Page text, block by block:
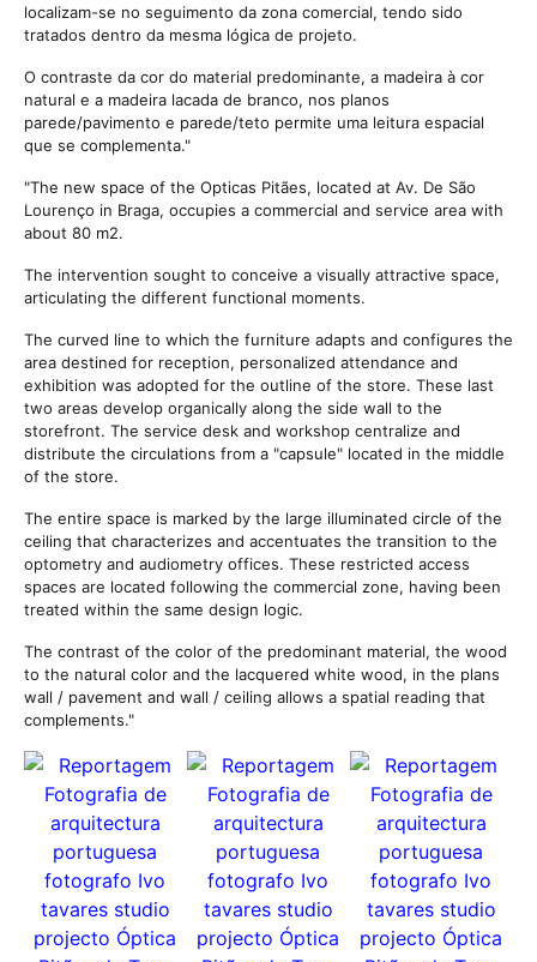
localizam-se no seguimento da zona comercial, tendo sido
tratados dentro da mesma lógica de projeto.
O contraste da cor do material predominante, a madeira à cor
natural e a madeira lacada de branco, nos planos
parede/pavimento e parede/teto permite uma leitura espacial
que se complementa."
"The new space of the Opticas Pitães, located at Av. De São
Lourenço in Braga, occupies a commercial and service area with
about 80 m2.
The intervention sought to conceive a visually attractive space,
articulating the different functional moments.
The curved line to which the furniture adapts and configures the
area destined for reception, personalized attendance and
exhibition was adopted for the outline of the store. These last
two areas develop organically along the side wall to the
storefront. The service desk and workshop centralize and
distribute the circulations from a "capsule" located in the middle
of the store.
The entire space is marked by the large illuminated circle of the
ceiling that characterizes and accentuates the transition to the
optometry and audiometry offices. These restricted access
spaces are located following the commercial zone, having been
treated within the same design logic.
The contrast of the color of the predominant material, the wood
to the natural color and the lacquered white wood, in the plans
wall / pavement and wall / ceiling allows a spatial reading that
complements."